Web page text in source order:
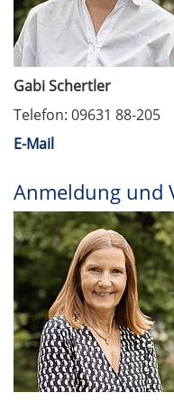
Gabi Schertler
Telefon: 09631 88-205
E-Mail
Anmeldung und